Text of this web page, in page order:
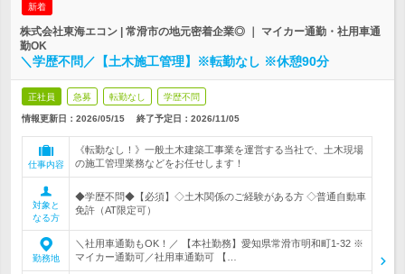
新着
株式会社東海エコン | 常滑市の地元密着企業◎ ｜ マイカー通勤・社用車通
勤OK
＼学歴不問／【土木施工管理】※転勤なし ※休憩90分
正社員 急募 転勤なし 学歴不問
情報更新日：2026/05/15 終了予定日： 2026/11/05
仕事内容
《転勤なし！》一般土木建築工事業を運営する当社で、土木現場
の施工管理業務などをお任せします！
対象と
なる方
◆学歴不問◆【必須】◇土木関係のご経験がある方 ◇普通自動車
免許（AT限定可）
勤務地
＼社用車通勤もOK！／ 【本社勤務】愛知県常滑市明和町1-32 ※
マイカー通勤可／社用車通勤可 【…